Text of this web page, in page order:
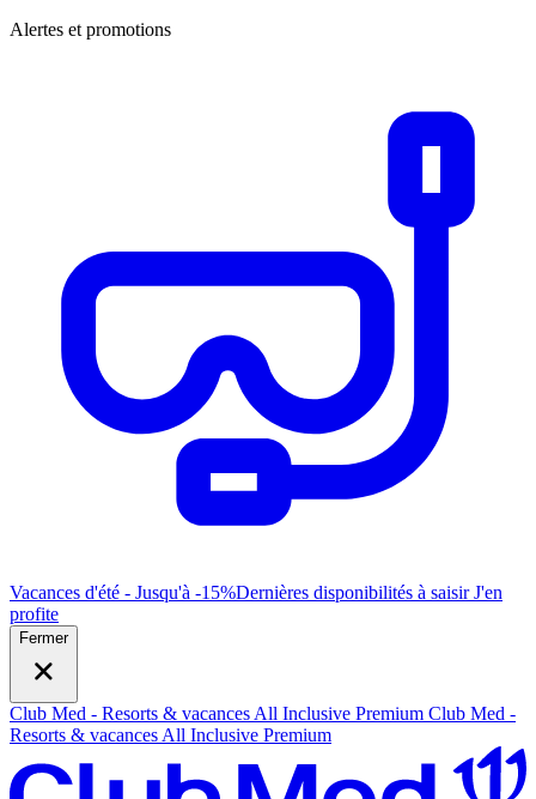
Alertes et promotions
Vacances d'été - Jusqu'à -15%Dernières disponibilités à saisirJ'en
profite
Fermer
Club Med - Resorts & vacances All Inclusive Premium Club Med -
Resorts & vacances All Inclusive Premium